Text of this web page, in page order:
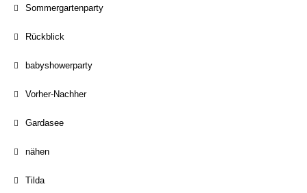
Sommergartenparty
Rückblick
babyshowerparty
Vorher-Nachher
Gardasee
nähen
Tilda